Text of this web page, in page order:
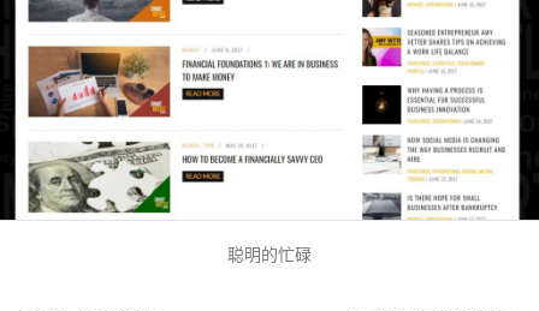
聪明的忙碌